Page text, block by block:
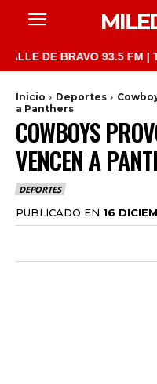
DE BRAVO 93.5 FM |
Inicio Deportes
a Panthers
COWBOYS
VENCEN A
DEPORTES
PUBLICADO EN 16